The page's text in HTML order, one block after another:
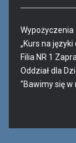
Wypożyczenia
„Kurs na języki
Filia NR 1
Oddział dla
"Bawimy się w